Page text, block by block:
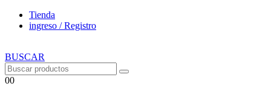
Tienda
ingreso / Registro
BUSCAR
00